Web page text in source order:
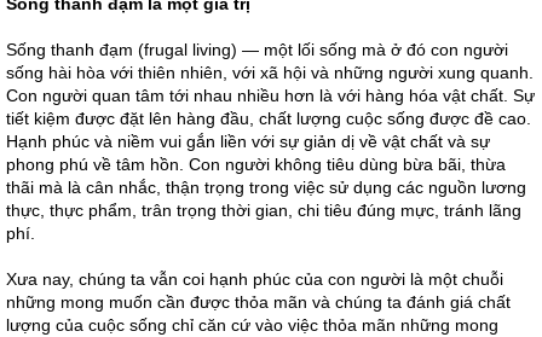
Sống thanh đạm (frugal living) — một lối sống mà ở đó con người
sống hài hòa với thiên nhiên, với xã hội và những người xung quanh.
Con người quan tâm tới nhau nhiều hơn là với hàng hóa vật chất. Sự
tiết kiệm được đặt lên hàng đầu, chất lượng cuộc sống được đề cao.
Hạnh phúc và niềm vui gắn liền với sự giản dị về vật chất và sự
phong phú về tâm hồn. Con người không tiêu dùng bừa bãi, thừa
thãi mà là cân nhắc, thận trọng trong việc sử dụng các nguồn lương
thực, thực phẩm, trân trọng thời gian, chi tiêu đúng mực, tránh lãng
phí.
Xưa nay, chúng ta vẫn coi hạnh phúc của con người là một chuỗi
những mong muốn cần được thỏa mãn và chúng ta đánh giá chất
lượng của cuộc sống chỉ căn cứ vào việc thỏa mãn những mong